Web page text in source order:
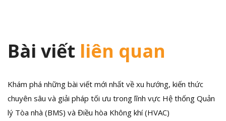
Bài viết liên quan
Khám phá những bài viết mới nhất về xu hướng, kiến thức
chuyên sâu và giải pháp tối ưu trong lĩnh vực Hệ thống Quản
lý Tòa nhà (BMS) và Điều hòa Không khí (HVAC)